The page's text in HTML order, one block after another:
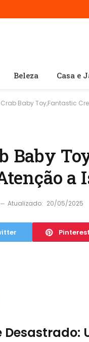
Beleza Casa e
Baby Toy,Fantastic
Baby
a
Atualizado: 20/05/2025
Pinterest